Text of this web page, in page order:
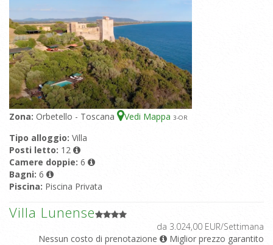
Zona: Orbetello - Toscana Vedi Mappa 3-OR
Tipo alloggio: Villa
Posti letto: 12
Camere doppie: 6
Bagni: 6
Piscina: Piscina Privata
Villa Lunense
da 3.024,00 EUR/Settimana
Nessun costo di prenotazione
Miglior prezzo garantito